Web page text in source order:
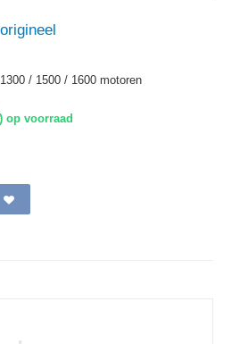
/ 1500 / 1600 motoren
op voorraad